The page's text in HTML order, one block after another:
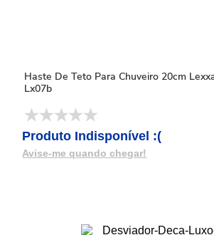
Haste De Teto Para Chuveiro 20cm
Lx07b
Produto Indisponível :(
Avise-me quando chegar!